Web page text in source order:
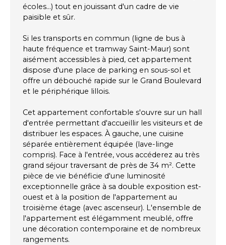
écoles...) tout en jouissant d'un cadre de vie
paisible et sûr.
Si les transports en commun (ligne de bus à
haute fréquence et tramway Saint-Maur) sont
aisément accessibles à pied, cet appartement
dispose d'une place de parking en sous-sol et
offre un débouché rapide sur le Grand Boulevard
et le périphérique lillois.
Cet appartement confortable s'ouvre sur un hall
d'entrée permettant d'accueillir les visiteurs et de
distribuer les espaces. À gauche, une cuisine
séparée entièrement équipée (lave-linge
compris). Face à l'entrée, vous accéderez au très
grand séjour traversant de près de 34 m². Cette
pièce de vie bénéficie d'une luminosité
exceptionnelle grâce à sa double exposition est-
ouest et à la position de l'appartement au
troisième étage (avec ascenseur). L'ensemble de
l'appartement est élégamment meublé, offre
une décoration contemporaine et de nombreux
rangements.